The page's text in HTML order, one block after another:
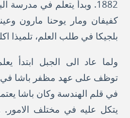
1882. وبدأ يتعلم في
كفيفان ومار يوحنا مارون
بلجيكا في طلب العلم، تلميذا
ولما عاد الى الجبل ابتدأ
توظف على عهد مظفر باشا في
في قلم الهندسة وكان باشا
يتكل عليه في مختلف